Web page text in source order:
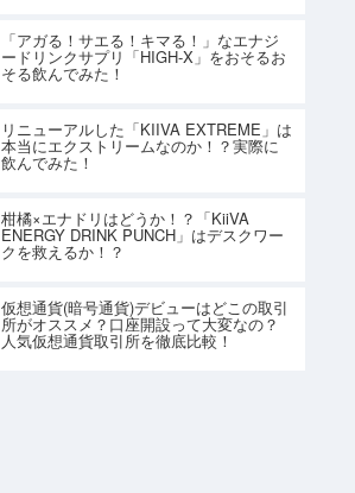
「アガる！サエる！キマる！」なエナジ
ードリンクサプリ「HIGH-X」をおそるお
そる飲んでみた！
リニューアルした「KIIVA EXTREME」は
本当にエクストリームなのか！？実際に
飲んでみた！
柑橘×エナドリはどうか！？「KiiVA
ENERGY DRINK PUNCH」はデスクワー
クを救えるか！？
仮想通貨(暗号通貨)デビューはどこの取引
所がオススメ？口座開設って大変なの？
人気仮想通貨取引所を徹底比較！